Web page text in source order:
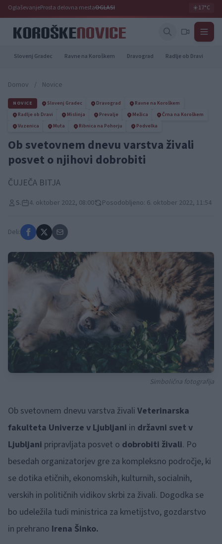
OglaševanjeProsta delovna mestaOGLASI ☀️17°C
Slovenj Gradec Ravne na Koroškem Dravograd Radlje ob Dravi
Domov / Novice
NOVICE Slovenj Gradec Dravograd
Ravne na Koroškem
Radlje ob Dravi
Mislinja Prevalje Mežica
Črna na Koroškem
Vuzenica
Muta Ribnica na Pohorju Podvelka
Ob svetovnem dnevu varstva živali
posvet o njihovi dobrobiti
ČUJEČA BITJA
S. 4. oktober 2022, 08:00 Posodobljeno: 6. oktober 2022, 11:54
Deli:
Simbolična fotografija
Ob svetovnem dnevu varstva živali Veterinarska
fakulteta Univerze v Ljubljani in državni svet v
Ljubljani pripravljata posvet o dobrobiti živali. Po
besedah organizatorjev gre za kompleksno področje, ki
se dotika etičnih, ekonomskih, kulturnih, socialnih,
verskih in političnih vidikov skrbi za živali. Dogodka se
bo udeležila tudi ministrica za kmetijstvo, gozdarstvo
in prehrano Irena Šinko.